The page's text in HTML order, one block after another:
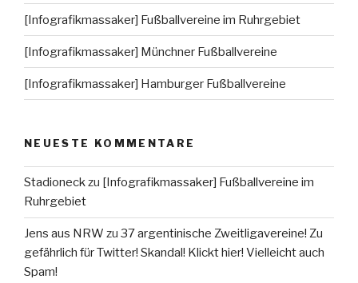
[Infografikmassaker] Fußballvereine im Ruhrgebiet
[Infografikmassaker] Münchner Fußballvereine
[Infografikmassaker] Hamburger Fußballvereine
NEUESTE KOMMENTARE
Stadioneckzu [Infografikmassaker] Fußballvereine im
Ruhrgebiet
Jens aus NRW zu 37 argentinische Zweitligavereine! Zu
gefährlich für Twitter! Skandal! Klickt hier! Vielleicht auch
Spam!